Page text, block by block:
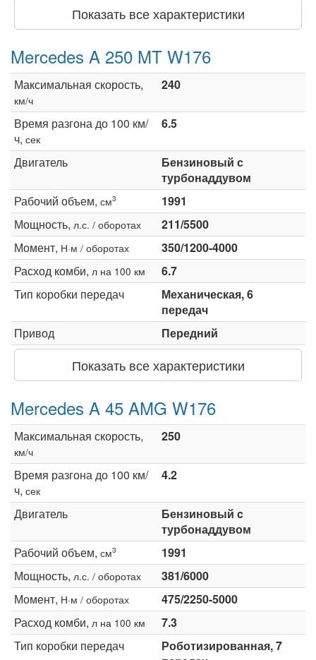
Показать все характеристики
Mercedes A 250 MT W176
Максимальная скорость,
км/ч
240
Время разгона до 100 км/
ч, сек
6.5
Двигатель
Бензиновый с
турбонаддувом
Рабочий объем, см3
1991
Мощность, л.с. / оборотах
211/5500
Момент, Н·м / оборотах
350/1200-4000
Расход комби, л на 100 км
6.7
Тип коробки передач
Механическая, 6
передач
Привод
Передний
Показать все характеристики
Mercedes A 45 AMG W176
Максимальная скорость,
км/ч
250
Время разгона до 100 км/
ч, сек
4.2
Двигатель
Бензиновый c
турбонаддувом
Рабочий объем, см3
1991
Мощность, л.с. / оборотах
381/6000
Момент, Н·м / оборотах
475/2250-5000
Расход комби, л на 100 км
7.3
Тип коробки передач
Роботизированная, 7